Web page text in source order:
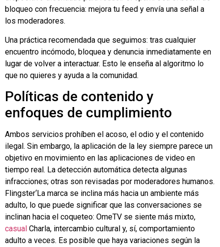
bloqueo con frecuencia: mejora tu feed y envía una señal a
los moderadores.
Una práctica recomendada que seguimos: tras cualquier
encuentro incómodo, bloquea y denuncia inmediatamente en
lugar de volver a interactuar. Esto le enseña al algoritmo lo
que no quieres y ayuda a la comunidad.
Políticas de contenido y
enfoques de cumplimiento
Ambos servicios prohíben el acoso, el odio y el contenido
ilegal. Sin embargo, la aplicación de la ley siempre parece un
objetivo en movimiento en las aplicaciones de video en
tiempo real. La detección automática detecta algunas
infracciones; otras son revisadas por moderadores humanos.
Flingster‘La marca se inclina más hacia un ambiente más
adulto, lo que puede significar que las conversaciones se
inclinan hacia el coqueteo: OmeTV se siente más mixto,
casual Charla, intercambio cultural y, sí, comportamiento
adulto a veces. Es posible que haya variaciones según la